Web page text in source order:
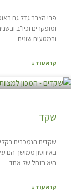
פרי הצבר גדל גם
ומופקרים וכיו"ב
ובמטעים שונים
קרא עוד »
שקד
שקדים הנמכרים
באיחסון ממושך הם
היא בזחל של אחד
קרא עוד »